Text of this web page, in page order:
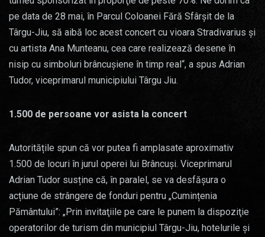
pe data de 28 mai, în Parcul Coloanei Fără Sfârşit de la
Târgu-Jiu, să aibă loc acest concert cu vioara Stradivarius şi
cu artista Ana Munteanu, cea care realizează desene în
nisip cu simboluri brâncuşiene în timp real“, a spus Adrian
Tudor, viceprimarul municipiului Târgu Jiu.
1.500 de persoane vor asista la concert
Autoritățile spun că vor putea fi amplasate aproximativ
1.500 de locuri în jurul operei lui Brâncuși. Viceprimarul
Adrian Tudor susține că, în paralel, se va desfășura o
acțiune de strângere de fonduri pentru „Cumințenia
Pământului”: „Prin invitaţiile pe care le punem la dispoziţie
operatorilor de turism din municipiul Târgu-Jiu, hotelurile şi